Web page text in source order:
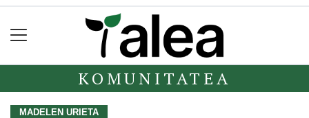
KOMUNITATEA
MADELEN URIETA